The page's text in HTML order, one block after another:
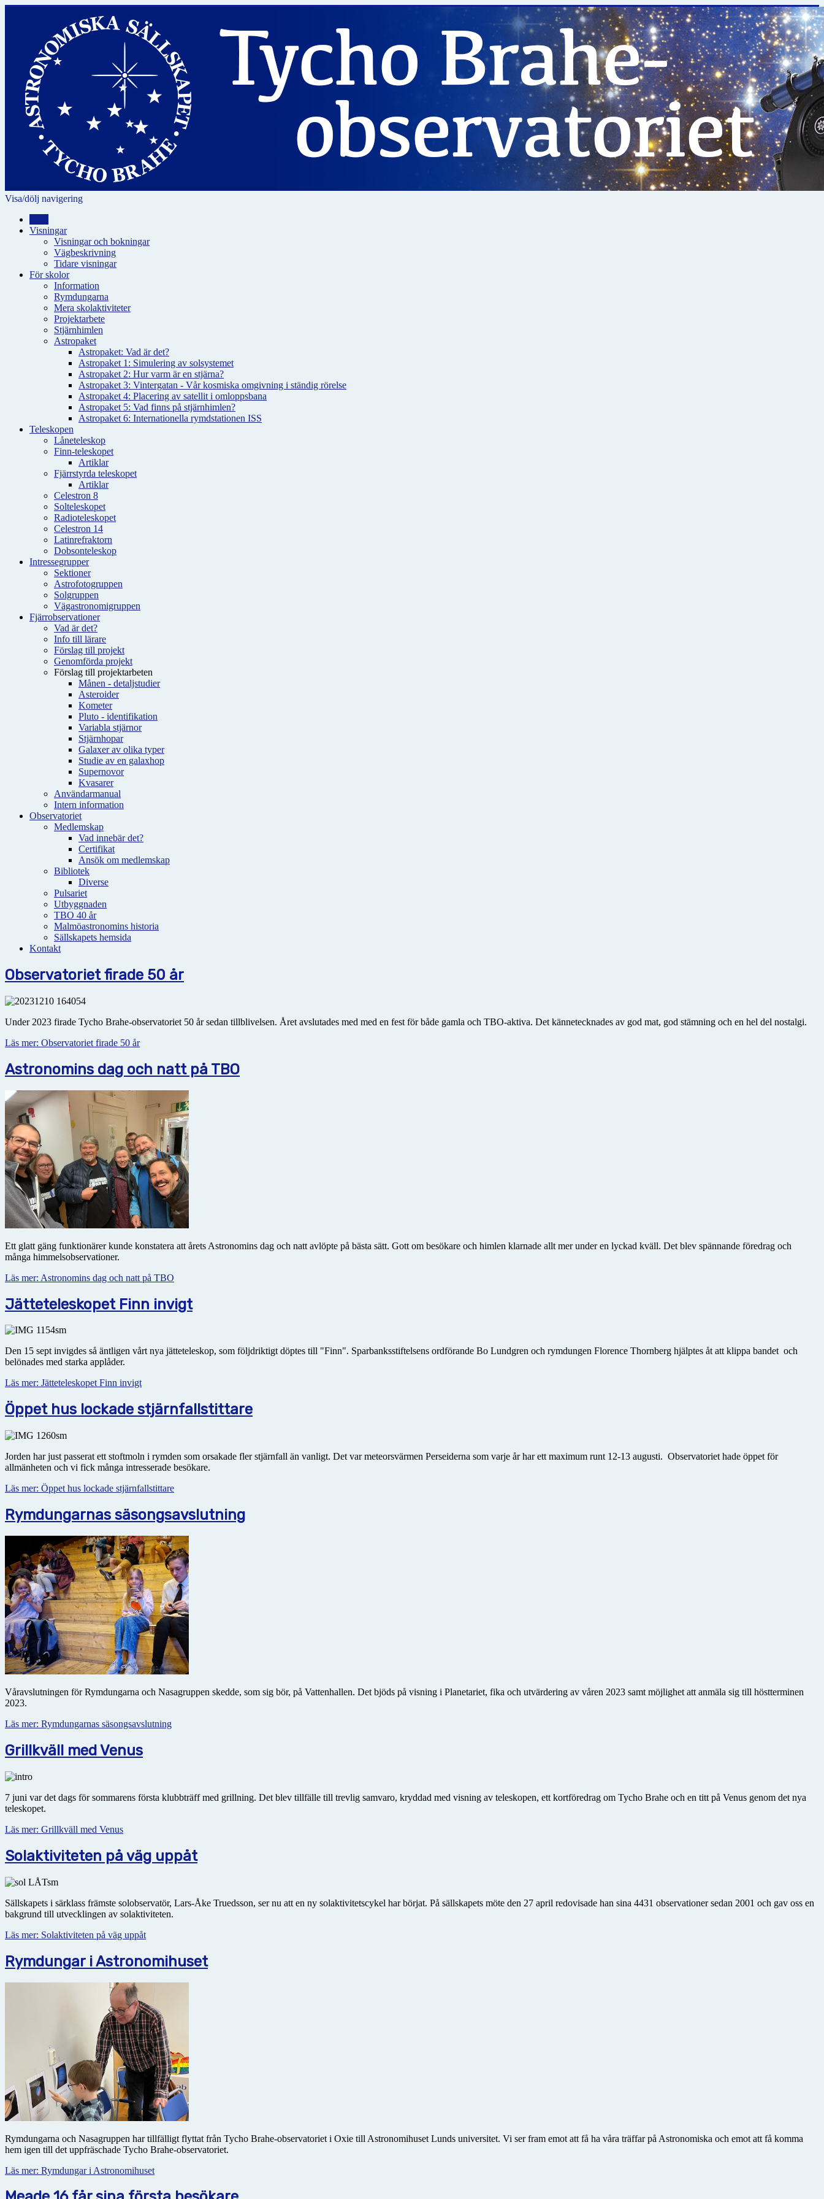
Visa/dölj navigering
Visningar
Visningar och bokningar
Vägbeskrivning
Tidare visningar
För skolor
Information
Rymdungarna
Mera skolaktiviteter
Projektarbete
Stjärnhimlen
Astropaket
Astropaket: Vad är det?
Astropaket 1: Simulering av solsystemet
Astropaket 2: Hur varm är en stjärna?
Astropaket 3: Vintergatan - Vår kosmiska omgivning i ständig rörelse
Astropaket 4: Placering av satellit i omloppsbana
Astropaket 5: Vad finns på stjärnhimlen?
Astropaket 6: Internationella rymdstationen ISS
Teleskopen
Låneteleskop
Finn-teleskopet
Artiklar
Fjärrstyrda teleskopet
Artiklar
Celestron 8
Solteleskopet
Radioteleskopet
Celestron 14
Latinrefraktorn
Dobsonteleskop
Intressegrupper
Sektioner
Astrofotogruppen
Solgruppen
Vägastronomigruppen
Fjärrobservationer
Vad är det?
Info till lärare
Förslag till projekt
Genomförda projekt
Förslag till projektarbeten
Månen - detaljstudier
Asteroider
Kometer
Pluto - identifikation
Variabla stjärnor
Stjärnhopar
Galaxer av olika typer
Studie av en galaxhop
Supernovor
Kvasarer
Användarmanual
Intern information
Observatoriet
Medlemskap
Vad innebär det?
Certifikat
Ansök om medlemskap
Bibliotek
Diverse
Pulsariet
Utbyggnaden
TBO 40 år
Malmöastronomins historia
Sällskapets hemsida
Kontakt
Observatoriet firade 50 år
Under 2023 firade Tycho Brahe-observatoriet 50 år sedan tillblivelsen. Året avslutades med med en fest för både gamla och TBO-aktiva. Det kännetecknades av god mat, god stämning och en hel del nostalgi.
Läs mer: Observatoriet firade 50 år
Astronomins dag och natt på TBO
Ett glatt gäng funktionärer kunde konstatera att årets Astronomins dag och natt avlöpte på bästa sätt. Gott om besökare och himlen klarnade allt mer under en lyckad kväll. Det blev spännande föredrag och
många himmelsobservationer.
Läs mer: Astronomins dag och natt på TBO
Jätteteleskopet Finn invigt
Den 15 sept invigdes så äntligen vårt nya jätteteleskop, som följdriktigt döptes till "Finn". Sparbanksstiftelsens ordförande Bo Lundgren och rymdungen Florence Thornberg hjälptes åt att klippa bandet och
belönades med starka applåder.
Läs mer: Jätteteleskopet Finn invigt
Öppet hus lockade stjärnfallstittare
Jorden har just passerat ett stoftmoln i rymden som orsakade fler stjärnfall än vanligt. Det var meteor­svärmen Perseiderna som varje år har ett maximum runt 12-13 augusti. Observatoriet hade öppet för
allmänheten och vi fick många intresserade besökare.
Läs mer: Öppet hus lockade stjärnfallstittare
Rymdungarnas säsongsavslutning
Våravslutningen för Rymdungarna och Nasagruppen skedde, som sig bör, på Vattenhallen. Det bjöds på visning i Planetariet, fika och utvärdering av våren 2023 samt möjlighet att anmäla sig till höstterminen
2023.
Läs mer: Rymdungarnas säsongsavslutning
Grillkväll med Venus
7 juni var det dags för sommarens första klubbträff med grillning. Det blev tillfälle till trevlig samvaro, kryddad med visning av teleskopen, ett kortföredrag om Tycho Brahe och en titt på Venus genom det nya
teleskopet.
Läs mer: Grillkväll med Venus
Solaktiviteten på väg uppåt
Sällskapets i särklass främste solobservatör, Lars-Åke Truedsson, ser nu att en ny solaktivitetscykel har börjat. På sällskapets möte den 27 april redovisade han sina 4431 observationer sedan 2001 och gav oss en
bakgrund till utvecklingen av solaktiviteten.
Läs mer: Solaktiviteten på väg uppåt
Rymdungar i Astronomihuset
Rymdungarna och Nasagruppen har tillfälligt flyttat från Tycho Brahe-observatoriet i Oxie till Astronomihuset Lunds universitet. Vi ser fram emot att få ha våra träffar på Astronomiska och emot att få komma
hem igen till det uppfräschade Tycho Brahe-observatoriet.
Läs mer: Rymdungar i Astronomihuset